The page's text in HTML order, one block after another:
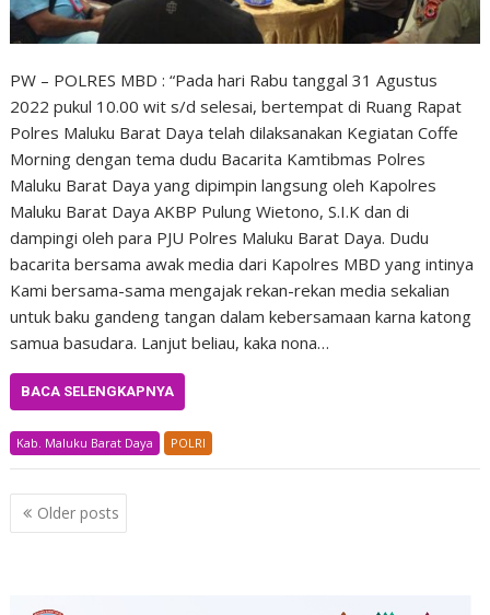
PW – POLRES MBD : “Pada hari Rabu tanggal 31 Agustus
2022 pukul 10.00 wit s/d selesai, bertempat di Ruang Rapat
Polres Maluku Barat Daya telah dilaksanakan Kegiatan Coffe
Morning dengan tema dudu Bacarita Kamtibmas Polres
Maluku Barat Daya yang dipimpin langsung oleh Kapolres
Maluku Barat Daya AKBP Pulung Wietono, S.I.K dan di
dampingi oleh para PJU Polres Maluku Barat Daya. Dudu
bacarita bersama awak media dari Kapolres MBD yang intinya
Kami bersama-sama mengajak rekan-rekan media sekalian
untuk baku gandeng tangan dalam kebersamaan karna katong
samua basudara. Lanjut beliau, kaka nona…
BACA SELENGKAPNYA
Kab. Maluku Barat Daya POLRI
Posts
navigation
Older posts